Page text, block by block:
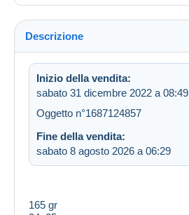
Descrizione
Inizio della vendita:
sabato 31 dicembre 2022 a 08:49
Oggetto n°1687124857
Fine della vendita:
sabato 8 agosto 2026 a 06:29
165 gr